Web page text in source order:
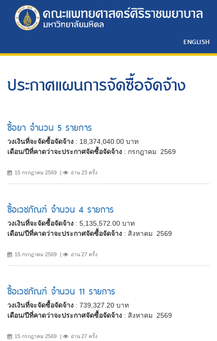
ENGLISH
ประกาศแผนการจัดซื้อจัดจ้าง
ซื้อยา จำนวน 5 รายการ
วงเงินที่จะจัดซื้อจัดจ้าง : 18,374,040.00 บาท
เดือน/ปีที่คาดว่าจะประกาศจัดซื้อจัดจ้าง : กรกฎาคม 2569
15 กรกฎาคม 2569 อ่าน 23 ครั้ง
ซื้อเวชภัณฑ์ จำนวน 4 รายการ
วงเงินที่จะจัดซื้อจัดจ้าง : 5,135,572.00 บาท
เดือน/ปีที่คาดว่าจะประกาศจัดซื้อจัดจ้าง : สิงหาคม 2569
15 กรกฎาคม 2569 อ่าน 27 ครั้ง
ซื้อเวชภัณฑ์ จำนวน 11 รายการ
วงเงินที่จะจัดซื้อจัดจ้าง : 739,327.20 บาท
เดือน/ปีที่คาดว่าจะประกาศจัดซื้อจัดจ้าง : สิงหาคม 2569
15 กรกฎาคม 2569 อ่าน 27 ครั้ง